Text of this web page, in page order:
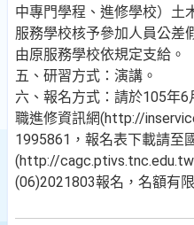
中專門學程、進修學校）土
服務學校核予參加人員公差
由原服務學校依規定支給。
五、研習方式：演講。
六、報名方式：請於105年
職進修資訊網(http://
1995861，報名表下載請至
(http://
(06)2021803報名，名額有